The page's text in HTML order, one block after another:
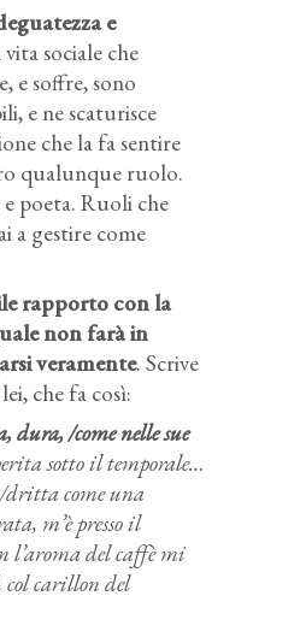
e
sociale che
e soffre, sono
e ne scaturisce
che la fa sentire
qualunque ruolo.
poeta. Ruoli che
a gestire come
rapporto con la
non farà in
veramente. Scrive
che fa così:
dura, /come nelle sue
sotto il temporale…
come una
m’è presso il
l’aroma del caffè mi
col carillon del